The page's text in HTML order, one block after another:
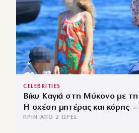
CELEBRITIES
Βίκυ Καγιά στη Μύκονο με τη
Η σχέση μητέρας και κόρης
ΠΡΙΝ ΑΠΌ 2 ΏΡΕΣ